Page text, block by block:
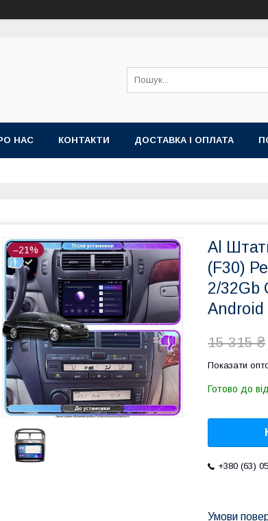
НАС КОНТАКТИ ДОСТАВКА І ОПЛАТА
–21%
Al
(F30)
2/32Gb
Android
15 315 ₴
Показати
Готово до
+380 (63)